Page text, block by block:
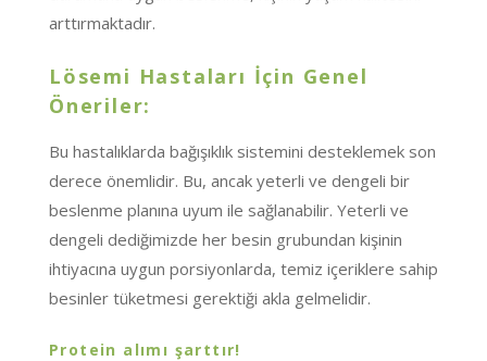
arttırmaktadır.
Lösemi Hastaları İçin Genel
Öneriler:
Bu hastalıklarda bağışıklık sistemini desteklemek son
derece önemlidir. Bu, ancak yeterli ve dengeli bir
beslenme planına uyum ile sağlanabilir. Yeterli ve
dengeli dediğimizde her besin grubundan kişinin
ihtiyacına uygun porsiyonlarda, temiz içeriklere sahip
besinler tüketmesi gerektiği akla gelmelidir.
Protein alımı şarttır!